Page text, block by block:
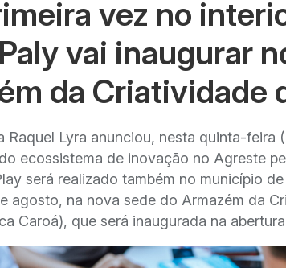
vez no
vai inaugurar
da Criatividade
Raquel Lyra anunciou, nesta quinta-feira
ecossistema de inovação no Agreste
será realizado também no município
agosto, na nova sede do Armazém da
Caroá), que será inaugurada na